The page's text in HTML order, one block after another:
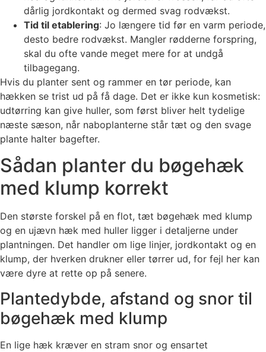
dårlig jordkontakt og dermed svag rodvækst.
Tid til etablering: Jo længere tid før en varm periode,
desto bedre rodvækst. Mangler rødderne forspring,
skal du ofte vande meget mere for at undgå
tilbagegang.
Hvis du planter sent og rammer en tør periode, kan
hækken se trist ud på få dage. Det er ikke kun kosmetisk:
udtørring kan give huller, som først bliver helt tydelige
næste sæson, når naboplanterne står tæt og den svage
plante halter bagefter.
Sådan planter du bøgehæk
med klump korrekt
Den største forskel på en flot, tæt bøgehæk med klump
og en ujævn hæk med huller ligger i detaljerne under
plantningen. Det handler om lige linjer, jordkontakt og en
klump, der hverken drukner eller tørrer ud, for fejl her kan
være dyre at rette op på senere.
Plantedybde, afstand og snor til
bøgehæk med klump
En lige hæk kræver en stram snor og ensartet